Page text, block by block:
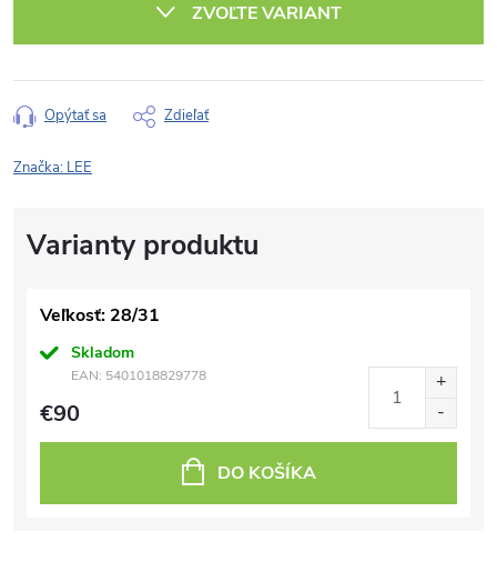
ZVOĽTE VARIANT
Opýtať sa Zdieľať
Značka: LEE
Veľkosť: 28/31
Skladom
EAN: 5401018829778
€90
DO KOŠÍKA